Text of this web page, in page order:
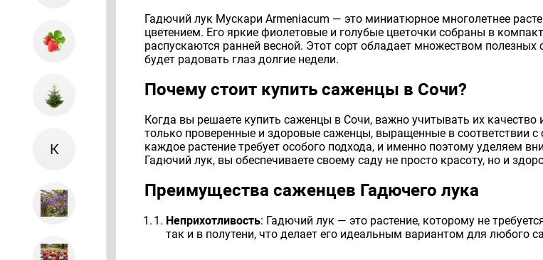
К
Гадючий лук Мускари Armeniacum — это миниатюрное многолетнее
цветением. Его яркие фиолетовые и голубые цветочки собраны в
распускаются ранней весной. Этот сорт обладает множеством
будет радовать глаз долгие недели.
Почему стоит купить саженцы в Сочи?
Когда вы решаете купить саженцы в Сочи, важно учитывать их
только проверенные и здоровые саженцы, выращенные в
каждое растение требует особого подхода, и именно поэтому уделяем
Гадючий лук, вы обеспечиваете своему саду не просто красоту, но и
Преимущества саженцев Гадючего лука
Неприхотливость: Гадючий лук — это растение, которому не
так и в полутени, что делает его идеальным вариантом для любого